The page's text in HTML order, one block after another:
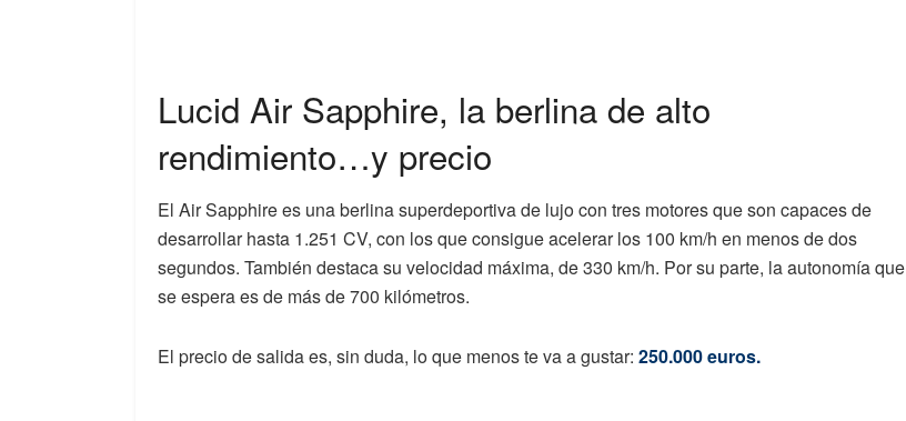
Lucid Air Sapphire, la berlina de alto
rendimiento…y precio
El Air Sapphire es una berlina superdeportiva de lujo con tres motores que son capaces de
desarrollar hasta 1.251 CV, con los que consigue acelerar los 100 km/h en menos de dos
segundos. También destaca su velocidad máxima, de 330 km/h. Por su parte, la autonomía que
se espera es de más de 700 kilómetros.
El precio de salida es, sin duda, lo que menos te va a gustar: 250.000 euros.